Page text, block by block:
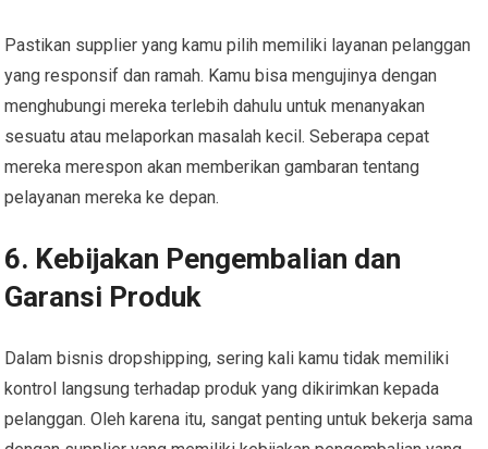
Pastikan supplier yang kamu pilih memiliki layanan pelanggan
yang responsif dan ramah. Kamu bisa mengujinya dengan
menghubungi mereka terlebih dahulu untuk menanyakan
sesuatu atau melaporkan masalah kecil. Seberapa cepat
mereka merespon akan memberikan gambaran tentang
pelayanan mereka ke depan.
6. Kebijakan Pengembalian dan
Garansi Produk
Dalam bisnis dropshipping, sering kali kamu tidak memiliki
kontrol langsung terhadap produk yang dikirimkan kepada
pelanggan. Oleh karena itu, sangat penting untuk bekerja sama